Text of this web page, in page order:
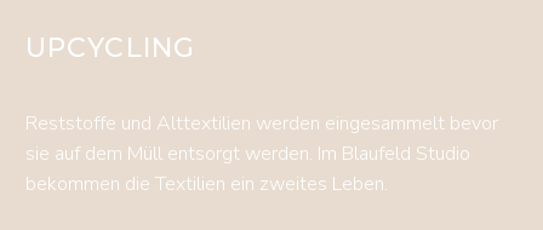
UPCYCLING
Reststoffe und Alttextilien werden eingesammelt bevor
sie auf dem Müll entsorgt werden. Im Blaufeld Studio
bekommen die Textilien ein zweites Leben.